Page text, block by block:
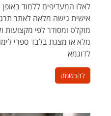
לאלו המעדיפים ללמוד
אישית גישה מלאה לאתר
מוקלט ומסודר לפי מקצועות
מלא או מצגת בלבד ספרי
לדוגמא
להרשמה